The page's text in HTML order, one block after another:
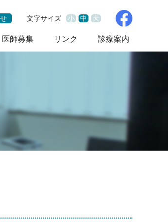
文字サイズ 小 中 大
医師募集 リンク 診療案内